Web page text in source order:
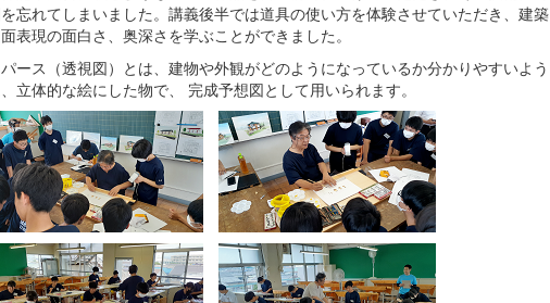
忘れてしまいました。講義後半では道具の使い方を体験させていただき、建築
表現の面白さ、奥深さを学ぶことができました。
ース（透視図）とは、建物や外観がどのようになっているか分かりやすいよう
立体的な絵にした物で、 完成予想図として用いられます。